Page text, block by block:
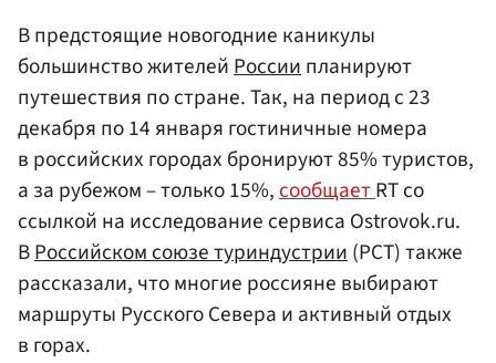
В предстоящие новогодние каникулы
большинство жителейРоссиипланируют
путешествия по стране. Так, на период с 23
декабря по 14 января гостиничные номера
в российских городах бронируют 85% туристов,
а за рубежом – только 15%,сообщаетRT со
ссылкой на исследование сервиса Ostrovok.ru.
ВРоссийском союзе туриндустрии(РСТ) также
рассказали, что многие россияне выбирают
маршруты Русского Севера и активный отдых
в горах.